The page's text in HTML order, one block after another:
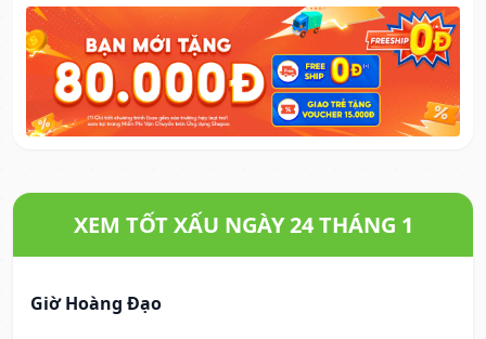
XEM TỐT XẤU NGÀY 24 THÁNG 1
Giờ Hoàng Đạo